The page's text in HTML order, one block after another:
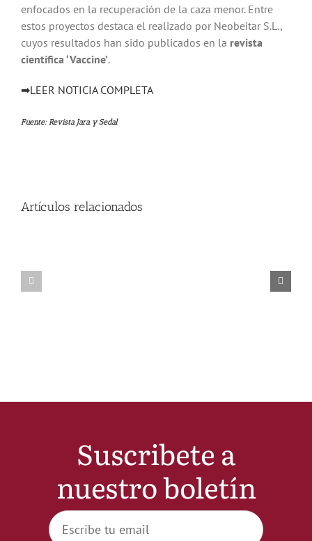
enfocados en la recuperación de la caza menor. Entre
estos proyectos destaca el realizado por Neobeitar S.L.,
cuyos resultados han sido publicados en la revista
científica ‘Vaccine’.
➡LEER NOTICIA COMPLETA
Fuente:Revista Jara y Sedal
Artículos relacionados
Suscribete a
nuestro boletín